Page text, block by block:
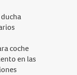
coche
en las